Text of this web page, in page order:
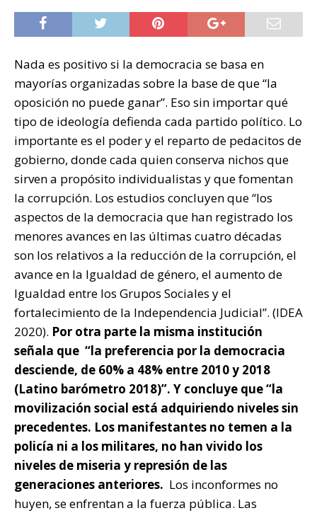
Nada es positivo si la democracia se basa en
mayorías organizadas sobre la base de que “la
oposición no puede ganar”. Eso sin importar qué
tipo de ideología defienda cada partido político. Lo
importante es el poder y el reparto de pedacitos de
gobierno, donde cada quien conserva nichos que
sirven a propósito individualistas y que fomentan
la corrupción. Los estudios concluyen que “los
aspectos de la democracia que han registrado los
menores avances en las últimas cuatro décadas
son los relativos a la reducción de la corrupción, el
avance en la Igualdad de género, el aumento de
Igualdad entre los Grupos Sociales y el
fortalecimiento de la Independencia Judicial”. (IDEA
2020). Por otra parte la misma institución
señala que “la preferencia por la democracia
desciende, de 60% a 48% entre 2010 y 2018
(Latino barómetro 2018)”. Y concluye que “la
movilización social está adquiriendo niveles sin
precedentes. Los manifestantes no temen a la
policía ni a los militares, no han vivido los
niveles de miseria y represión de las
generaciones anteriores. Los inconformes no
huyen, se enfrentan a la fuerza pública. Las